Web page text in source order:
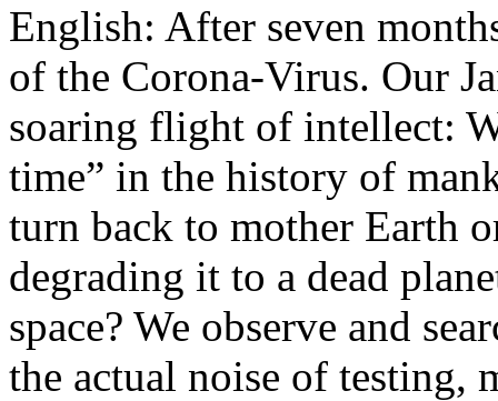
English: After seven
of the Corona-Virus. Our
soaring flight of intellect:
time” in the history of
turn back to mother Earth
degrading it to a dead
space? We observe and
the actual noise of testing,